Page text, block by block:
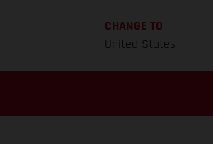
CHANGE TO
United States